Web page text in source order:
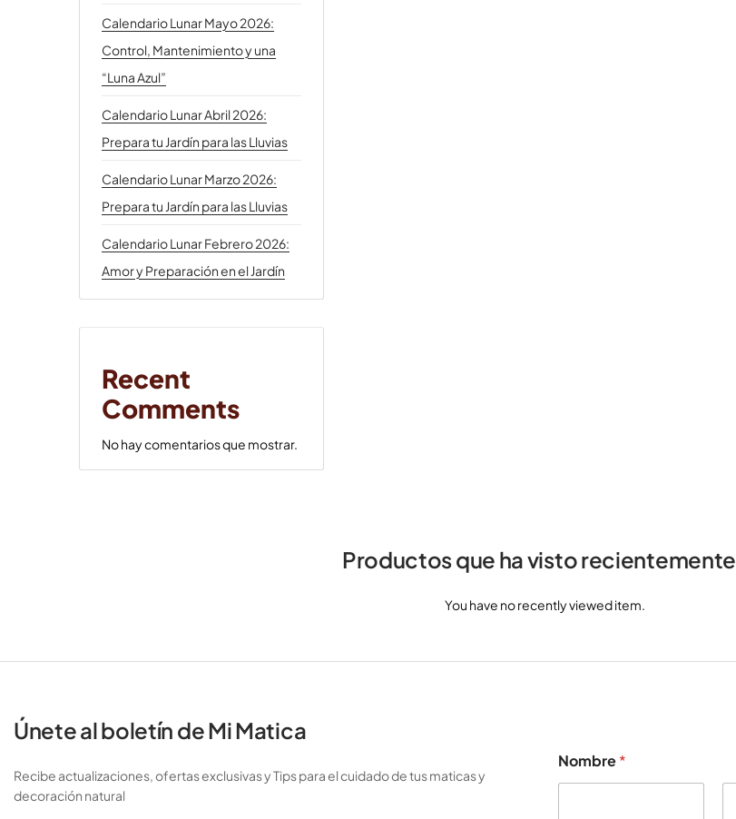
Calendario Lunar Mayo 2026:
Control, Mantenimiento y una
“Luna Azul”
Calendario Lunar Abril 2026:
Prepara tu Jardín para las Lluvias
Calendario Lunar Marzo 2026:
Prepara tu Jardín para las Lluvias
Calendario Lunar Febrero 2026:
Amor y Preparación en el Jardín
Recent
Comments
No hay comentarios que mostrar.
Productos que ha visto recientemente
You have no recently viewed item.
Únete al boletín de Mi Matica
Recibe actualizaciones, ofertas exclusivas y Tips para el cuidado de tus maticas y
decoración natural
Nombre*